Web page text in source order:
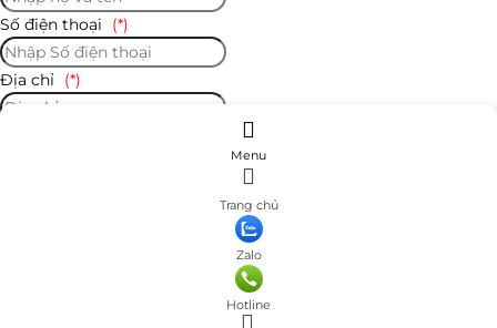
Menu
Trang chủ
Zalo
Hotline
Số điện thoại (*)
Địa chỉ (*)